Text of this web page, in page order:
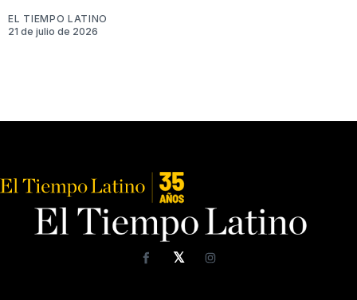
EL TIEMPO LATINO
21 de julio de 2026
𝕏
FacebookInstagram